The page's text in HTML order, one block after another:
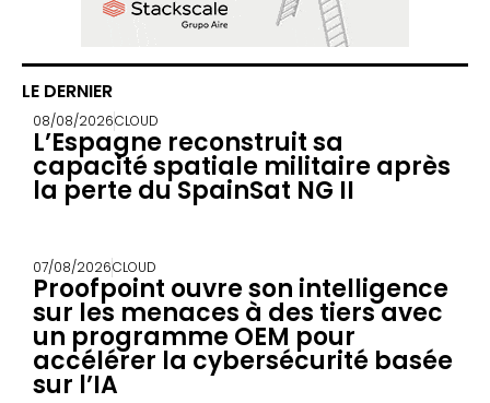
LE DERNIER
08/08/2026CLOUD
L’Espagne reconstruit sa
capacité spatiale militaire après
la perte du SpainSat NG II
07/08/2026CLOUD
Proofpoint ouvre son intelligence
sur les menaces à des tiers avec
un programme OEM pour
accélérer la cybersécurité basée
sur l’IA